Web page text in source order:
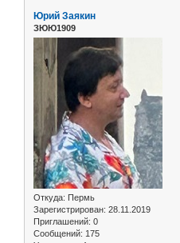
Юрий Заякин
ЗЮЮ1909
Откуда: Пермь
Зарегистрирован: 28.11.2019
Приглашений: 0
Сообщений: 175